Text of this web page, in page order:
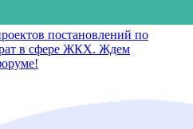
постановлений по
в сфере ЖКХ. Ждем